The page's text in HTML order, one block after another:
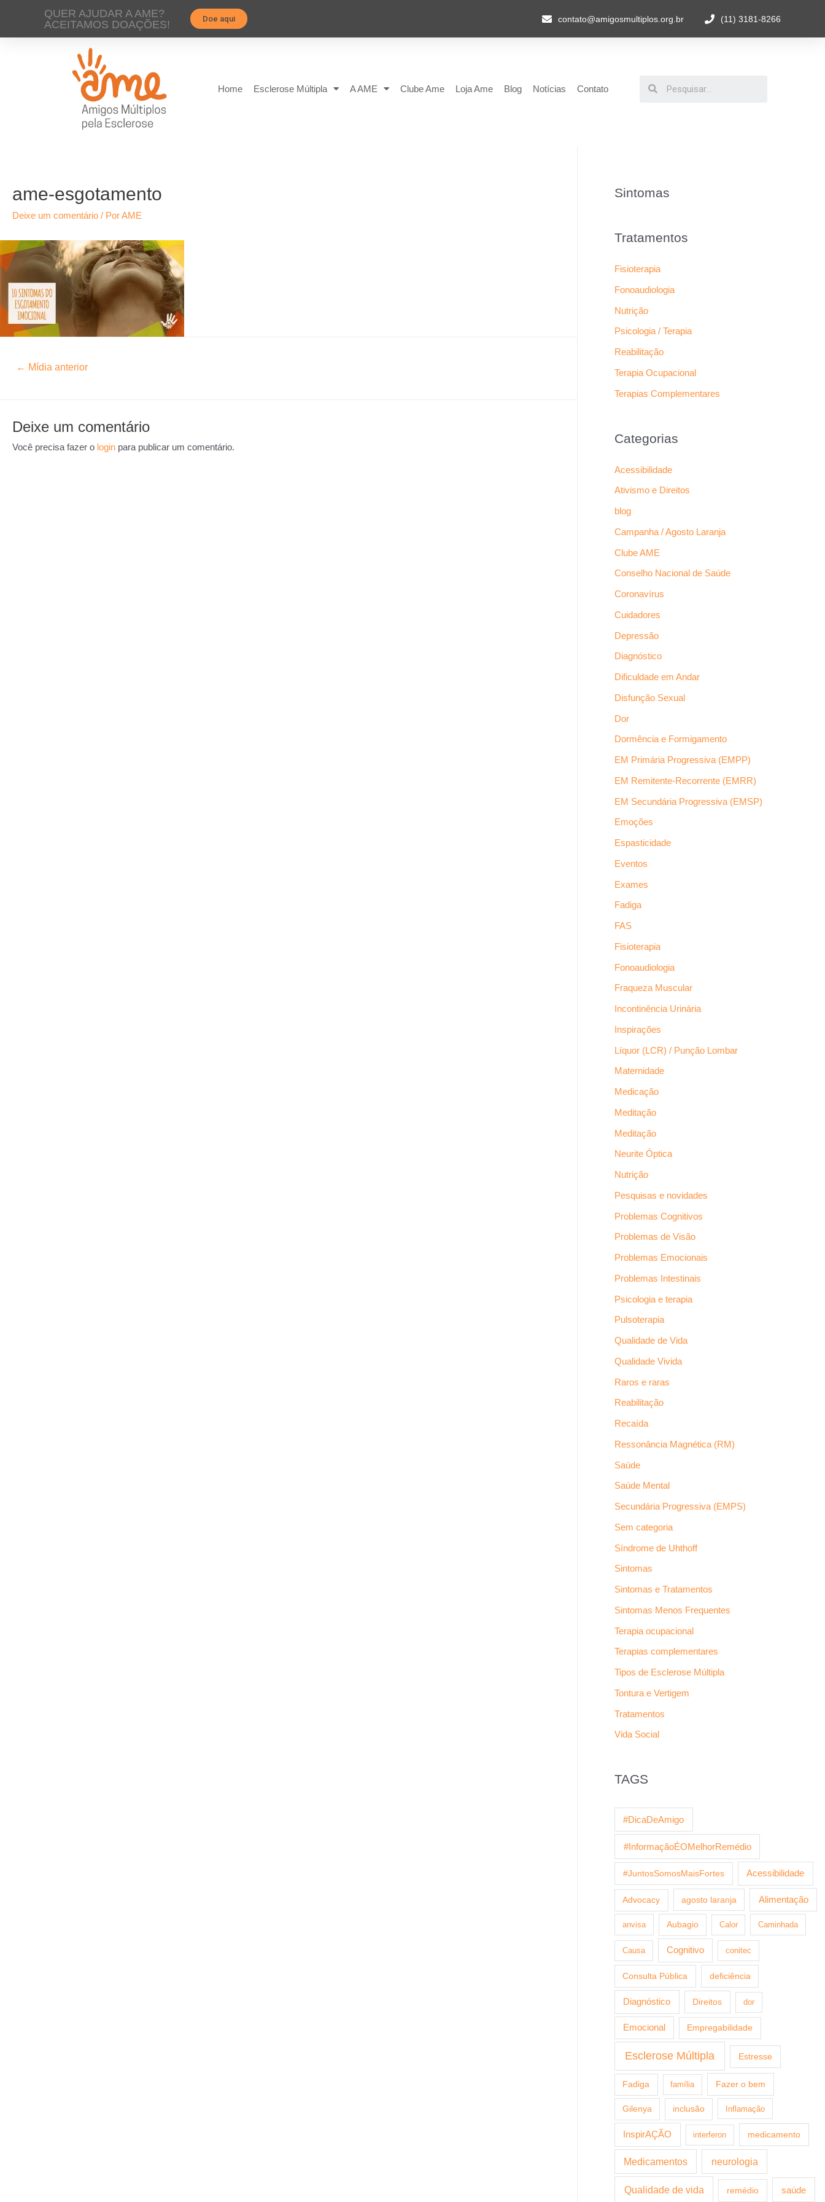
QUER AJUDAR A AME?
ACEITAMOS DOAÇÕES!
Doe aqui contato@amigosmultiplos.org.br (11) 3181-8266
Home Esclerose Múltipla A AME Clube Ame Loja Ame Blog Notícias Contato
ame-esgotamento
Deixe um comentário / PorAME
← Mídia anterior
Deixe um comentário
Você precisa fazer o login para publicar um comentário.
Sintomas
Tratamentos
Fisioterapia
Fonoaudiologia
Nutrição
Psicologia / Terapia
Reabilitação
Terapia Ocupacional
Terapias Complementares
Categorias
Acessibilidade
Ativismo e Direitos
blog
Campanha / Agosto Laranja
Clube AME
Conselho Nacional de Saúde
Coronavírus
Cuidadores
Depressão
Diagnóstico
Dificuldade em Andar
Disfunção Sexual
Dor
Dormência e Formigamento
EM Primária Progressiva (EMPP)
EM Remitente-Recorrente (EMRR)
EM Secundária Progressiva (EMSP)
Emoções
Espasticidade
Eventos
Exames
Fadiga
FAS
Fisioterapia
Fonoaudiologia
Fraqueza Muscular
Incontinência Urinária
Inspirações
Líquor (LCR) / Punção Lombar
Maternidade
Medicação
Meditação
Meditação
Neurite Óptica
Nutrição
Pesquisas e novidades
Problemas Cognitivos
Problemas de Visão
Problemas Emocionais
Problemas Intestinais
Psicologia e terapia
Pulsoterapia
Qualidade de Vida
Qualidade Vivida
Raros e raras
Reabilitação
Recaída
Ressonância Magnética (RM)
Saúde
Saúde Mental
Secundária Progressiva (EMPS)
Sem categoria
Síndrome de Uhthoff
Sintomas
Sintomas e Tratamentos
Sintomas Menos Frequentes
Terapia ocupacional
Terapias complementares
Tipos de Esclerose Múltipla
Tontura e Vertigem
Tratamentos
Vida Social
TAGS
#DicaDeAmigo
#InformaçãoÉOMelhorRemédio
#JuntosSomosMaisFortes Acessibilidade
Advocacy agosto laranja Alimentação
anvisa Aubagio Calor Caminhada
Causa Cognitivo conitec
Consulta Pública deficiência
Diagnóstico Direitos dor
Emocional Empregabilidade
Esclerose Múltipla Estresse
Fadiga família Fazer o bem
Gilenya inclusão Inflamação
InspirAÇÃO interferon medicamento
Medicamentos neurologia
Qualidade de vida remédio saúde